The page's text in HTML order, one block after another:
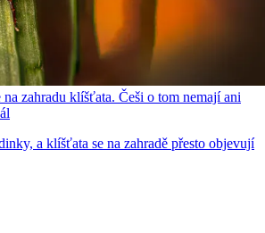
zahradu klíšťata. Češi o tom nemají ani
a klíšťata se na zahradě přesto objevují